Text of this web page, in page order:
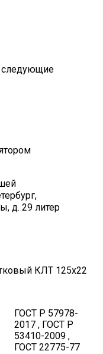
следующие
д. 29 литер
КЛТ 125х22
ГОСТ Р 57978-
2017 , ГОСТ Р
53410-2009 ,
ГОСТ 22775-77